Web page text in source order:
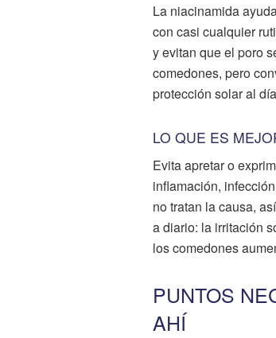
La niacinamida
con casi cualquier
y evitan que el poro
comedones, pero
protección solar al
LO QUE ES
Evita apretar o
inflamación,
no tratan la causa,
a diario: la irritación
los comedones
PUNTOS
AHÍ